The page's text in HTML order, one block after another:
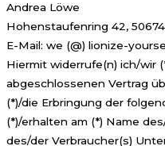
Andrea Löwe
Hohenstaufenring 42,
E-Mail: we (@) lionize-
Hiermit widerrufe(n) ich/wir
abgeschlossenen Vertrag
(*)/die Erbringung der
(*)/erhalten am (*) Name
des/der Verbraucher(s)